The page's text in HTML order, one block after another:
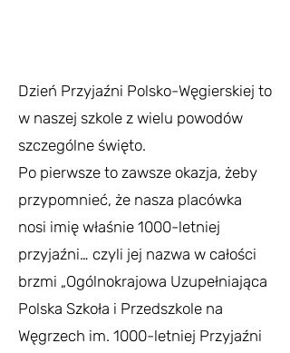
Dzień Przyjaźni Polsko-Węgierskiej to
w naszej szkole z wielu powodów
szczególne święto.
Po pierwsze to zawsze okazja, żeby
przypomnieć, że nasza placówka
nosi imię właśnie 1000-letniej
przyjaźni… czyli jej nazwa w całości
brzmi „Ogólnokrajowa Uzupełniająca
Polska Szkoła i Przedszkole na
Węgrzech im. 1000-letniej Przyjaźni